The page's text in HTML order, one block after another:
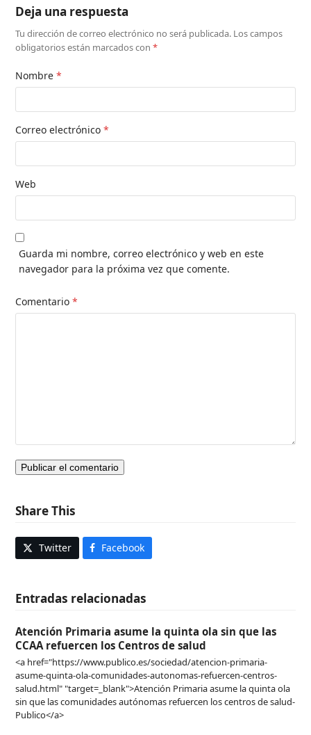
Deja una respuesta
Tu dirección de correo electrónico no será publicada. Los campos
obligatorios están marcados con*
Nombre*
Correo electrónico*
Web
Guarda mi nombre, correo electrónico y web en este
navegador para la próxima vez que comente.
Comentario*
Share This
Twitter Facebook
Entradas relacionadas
Atención Primaria asume la quinta ola sin que las
CCAA refuercen los Centros de salud
<a href="https://www.publico.es/sociedad/atencion-primaria-
asume-quinta-ola-comunidades-autonomas-refuercen-centros-
salud.html" "target=_blank">Atención Primaria asume la quinta ola
sin que las comunidades autónomas refuercen los centros de salud-
Publico</a>